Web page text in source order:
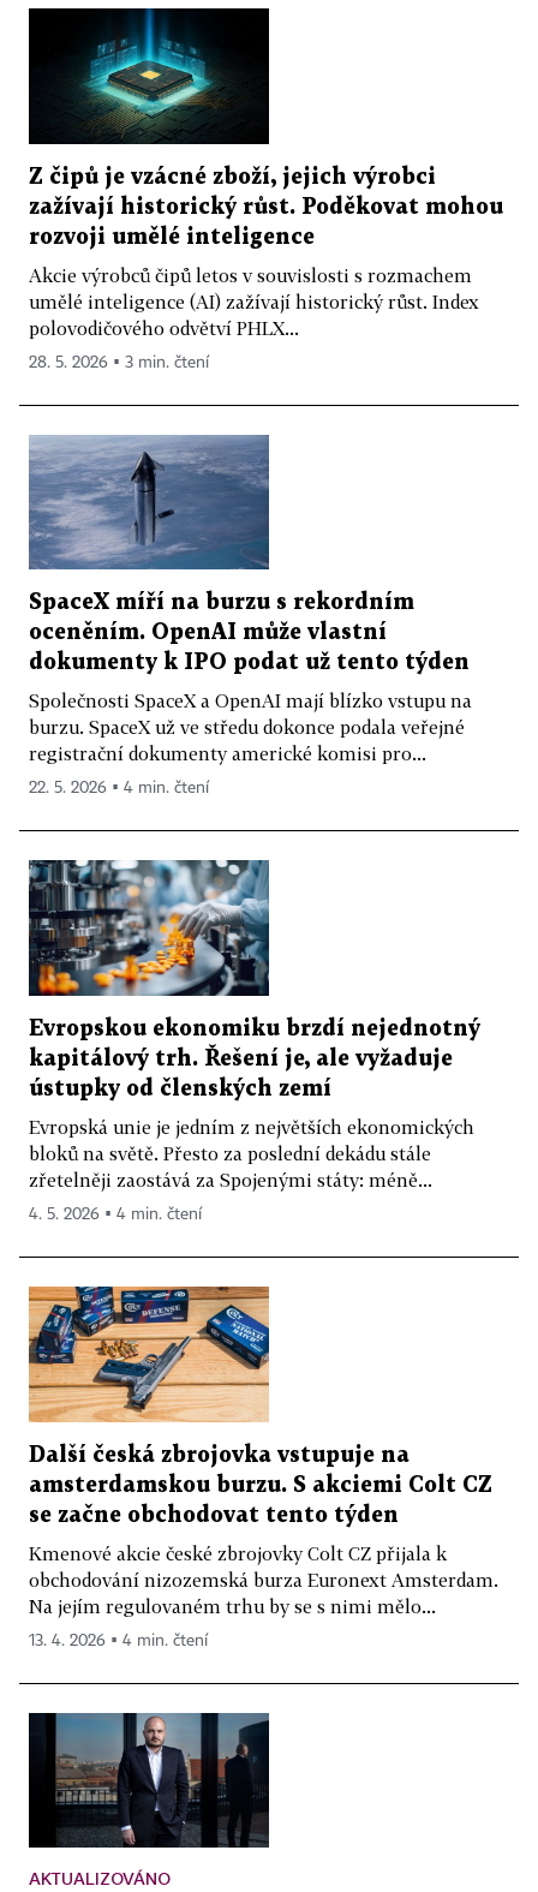
Z čipů je vzácné zboží, jejich výrobci
zažívají historický růst. Poděkovat mohou
rozvoji umělé inteligence
Akcie výrobců čipů letos v souvislosti s rozmachem
umělé inteligence (AI) zažívají historický růst. Index
polovodičového odvětví PHLX...
28. 5. 2026 ▪ 3 min. čtení
SpaceX míří na burzu s rekordním
oceněním. OpenAI může vlastní
dokumenty k IPO podat už tento týden
Společnosti SpaceX a OpenAI mají blízko vstupu na
burzu. SpaceX už ve středu dokonce podala veřejné
registrační dokumenty americké komisi pro...
22. 5. 2026 ▪ 4 min. čtení
Evropskou ekonomiku brzdí nejednotný
kapitálový trh. Řešení je, ale vyžaduje
ústupky od členských zemí
Evropská unie je jedním z největších ekonomických
bloků na světě. Přesto za poslední dekádu stále
zřetelněji zaostává za Spojenými státy: méně...
4. 5. 2026 ▪ 4 min. čtení
Další česká zbrojovka vstupuje na
amsterdamskou burzu. S akciemi Colt CZ
se začne obchodovat tento týden
Kmenové akcie české zbrojovky Colt CZ přijala k
obchodování nizozemská burza Euronext Amsterdam.
Na jejím regulovaném trhu by se s nimi mělo...
13. 4. 2026 ▪ 4 min. čtení
AKTUALIZOVÁNO